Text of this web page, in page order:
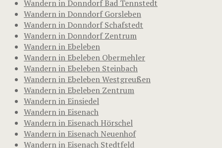
Wandern in Donndorf Bad Tennstedt
Wandern in Donndorf Gorsleben
Wandern in Donndorf Schafstedt
Wandern in Donndorf Zentrum
Wandern in Ebeleben
Wandern in Ebeleben Obermehler
Wandern in Ebeleben Steinbach
Wandern in Ebeleben Westgreußen
Wandern in Ebeleben Zentrum
Wandern in Einsiedel
Wandern in Eisenach
Wandern in Eisenach Hörschel
Wandern in Eisenach Neuenhof
Wandern in Eisenach Stedtfeld